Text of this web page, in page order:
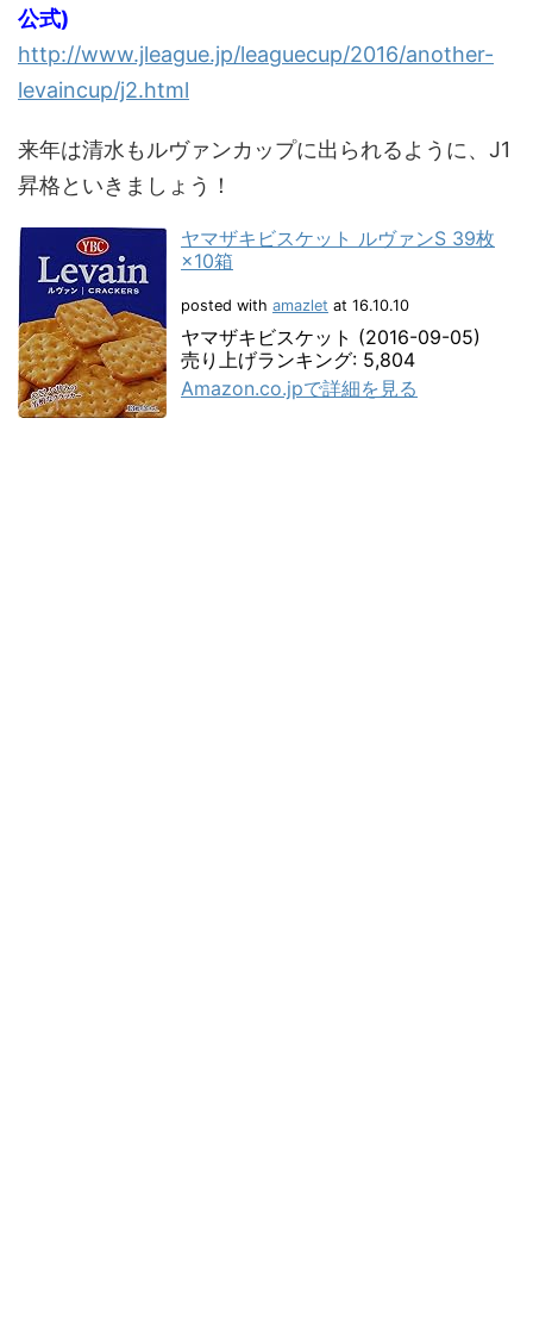
公式)
http://www.jleague.jp/leaguecup/2016/another-
levaincup/j2.html
来年は清水もルヴァンカップに出られるように、J1
昇格といきましょう！
ヤマザキビスケット ルヴァンS 39枚
×10箱
posted with amazlet at 16.10.10
ヤマザキビスケット (2016-09-05)
売り上げランキング: 5,804
Amazon.co.jpで詳細を見る